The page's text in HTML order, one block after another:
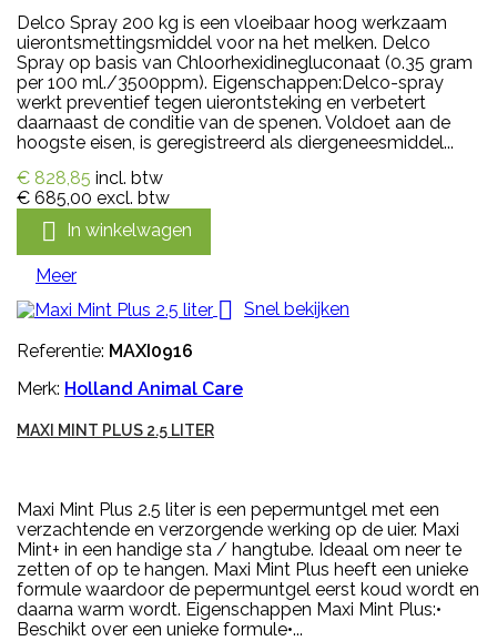
Delco Spray 200 kg is een vloeibaar hoog werkzaam
uierontsmettingsmiddel voor na het melken. Delco
Spray op basis van Chloorhexidinegluconaat (0.35 gram
per 100 ml./3500ppm). Eigenschappen:Delco-spray
werkt preventief tegen uierontsteking en verbetert
daarnaast de conditie van de spenen. Voldoet aan de
hoogste eisen, is geregistreerd als diergeneesmiddel...
€ 828,85 incl. btw
€ 685,00 excl. btw
 In winkelwagen
Meer
 Snel bekijken
Referentie: MAXI0916
Merk: Holland Animal Care
MAXI MINT PLUS 2.5 LITER
Maxi Mint Plus 2.5 liter is een pepermuntgel met een
verzachtende en verzorgende werking op de uier. Maxi
Mint+ in een handige sta / hangtube. Ideaal om neer te
zetten of op te hangen. Maxi Mint Plus heeft een unieke
formule waardoor de pepermuntgel eerst koud wordt en
daarna warm wordt. Eigenschappen Maxi Mint Plus:•
Beschikt over een unieke formule•...